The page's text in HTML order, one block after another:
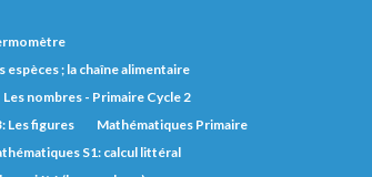
; la chaîne alimentaire
Les nombres - Primaire Cycle 2
Les figures
Mathématiques Primaire
S1: calcul littéral